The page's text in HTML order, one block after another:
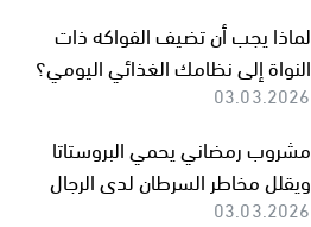
لماذا يجب أن تضيف الفواكه ذات
النواة إلى نظامك الغذائي اليومي؟
03.03.2026
مشروب رمضاني يحمي البروستاتا
ويقلل مخاطر السرطان لدى الرجال
03.03.2026